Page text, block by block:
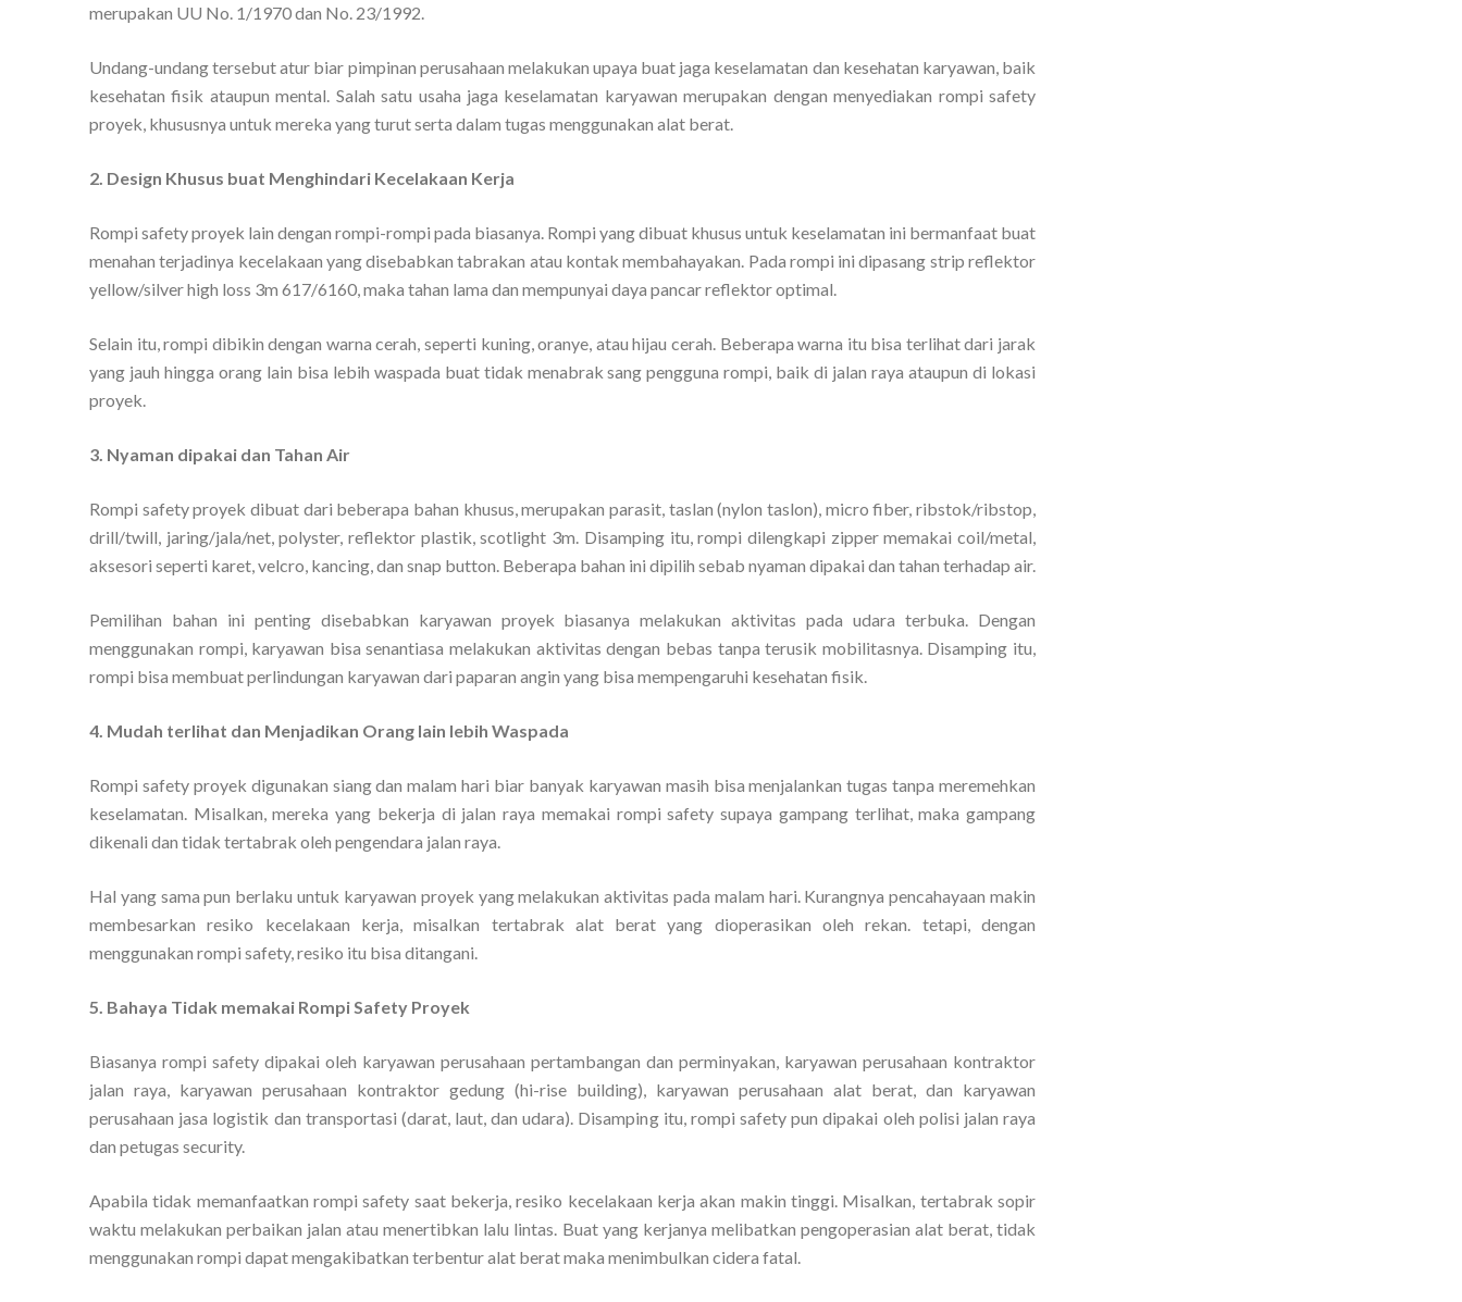
merupakan UU No. 1/1970 dan No. 23/1992.
Undang-undang tersebut atur biar pimpinan perusahaan melakukan upaya buat jaga keselamatan dan kesehatan karyawan, baik
kesehatan fisik ataupun mental. Salah satu usaha jaga keselamatan karyawan merupakan dengan menyediakan rompi safety
proyek, khususnya untuk mereka yang turut serta dalam tugas menggunakan alat berat.
2. Design Khusus buat Menghindari Kecelakaan Kerja
Rompi safety proyek lain dengan rompi-rompi pada biasanya. Rompi yang dibuat khusus untuk keselamatan ini bermanfaat buat
menahan terjadinya kecelakaan yang disebabkan tabrakan atau kontak membahayakan. Pada rompi ini dipasang strip reflektor
yellow/silver high loss 3m 617/6160, maka tahan lama dan mempunyai daya pancar reflektor optimal.
Selain itu, rompi dibikin dengan warna cerah, seperti kuning, oranye, atau hijau cerah. Beberapa warna itu bisa terlihat dari jarak
yang jauh hingga orang lain bisa lebih waspada buat tidak menabrak sang pengguna rompi, baik di jalan raya ataupun di lokasi
proyek.
3. Nyaman dipakai dan Tahan Air
Rompi safety proyek dibuat dari beberapa bahan khusus, merupakan parasit, taslan (nylon taslon), micro fiber, ribstok/ribstop,
drill/twill, jaring/jala/net, polyster, reflektor plastik, scotlight 3m. Disamping itu, rompi dilengkapi zipper memakai coil/metal,
aksesori seperti karet, velcro, kancing, dan snap button. Beberapa bahan ini dipilih sebab nyaman dipakai dan tahan terhadap air.
Pemilihan bahan ini penting disebabkan karyawan proyek biasanya melakukan aktivitas pada udara terbuka. Dengan
menggunakan rompi, karyawan bisa senantiasa melakukan aktivitas dengan bebas tanpa terusik mobilitasnya. Disamping itu,
rompi bisa membuat perlindungan karyawan dari paparan angin yang bisa mempengaruhi kesehatan fisik.
4. Mudah terlihat dan Menjadikan Orang lain lebih Waspada
Rompi safety proyek digunakan siang dan malam hari biar banyak karyawan masih bisa menjalankan tugas tanpa meremehkan
keselamatan. Misalkan, mereka yang bekerja di jalan raya memakai rompi safety supaya gampang terlihat, maka gampang
dikenali dan tidak tertabrak oleh pengendara jalan raya.
Hal yang sama pun berlaku untuk karyawan proyek yang melakukan aktivitas pada malam hari. Kurangnya pencahayaan makin
membesarkan resiko kecelakaan kerja, misalkan tertabrak alat berat yang dioperasikan oleh rekan. tetapi, dengan
menggunakan rompi safety, resiko itu bisa ditangani.
5. Bahaya Tidak memakai Rompi Safety Proyek
Biasanya rompi safety dipakai oleh karyawan perusahaan pertambangan dan perminyakan, karyawan perusahaan kontraktor
jalan raya, karyawan perusahaan kontraktor gedung (hi-rise building), karyawan perusahaan alat berat, dan karyawan
perusahaan jasa logistik dan transportasi (darat, laut, dan udara). Disamping itu, rompi safety pun dipakai oleh polisi jalan raya
dan petugas security.
Apabila tidak memanfaatkan rompi safety saat bekerja, resiko kecelakaan kerja akan makin tinggi. Misalkan, tertabrak sopir
waktu melakukan perbaikan jalan atau menertibkan lalu lintas. Buat yang kerjanya melibatkan pengoperasian alat berat, tidak
menggunakan rompi dapat mengakibatkan terbentur alat berat maka menimbulkan cidera fatal.